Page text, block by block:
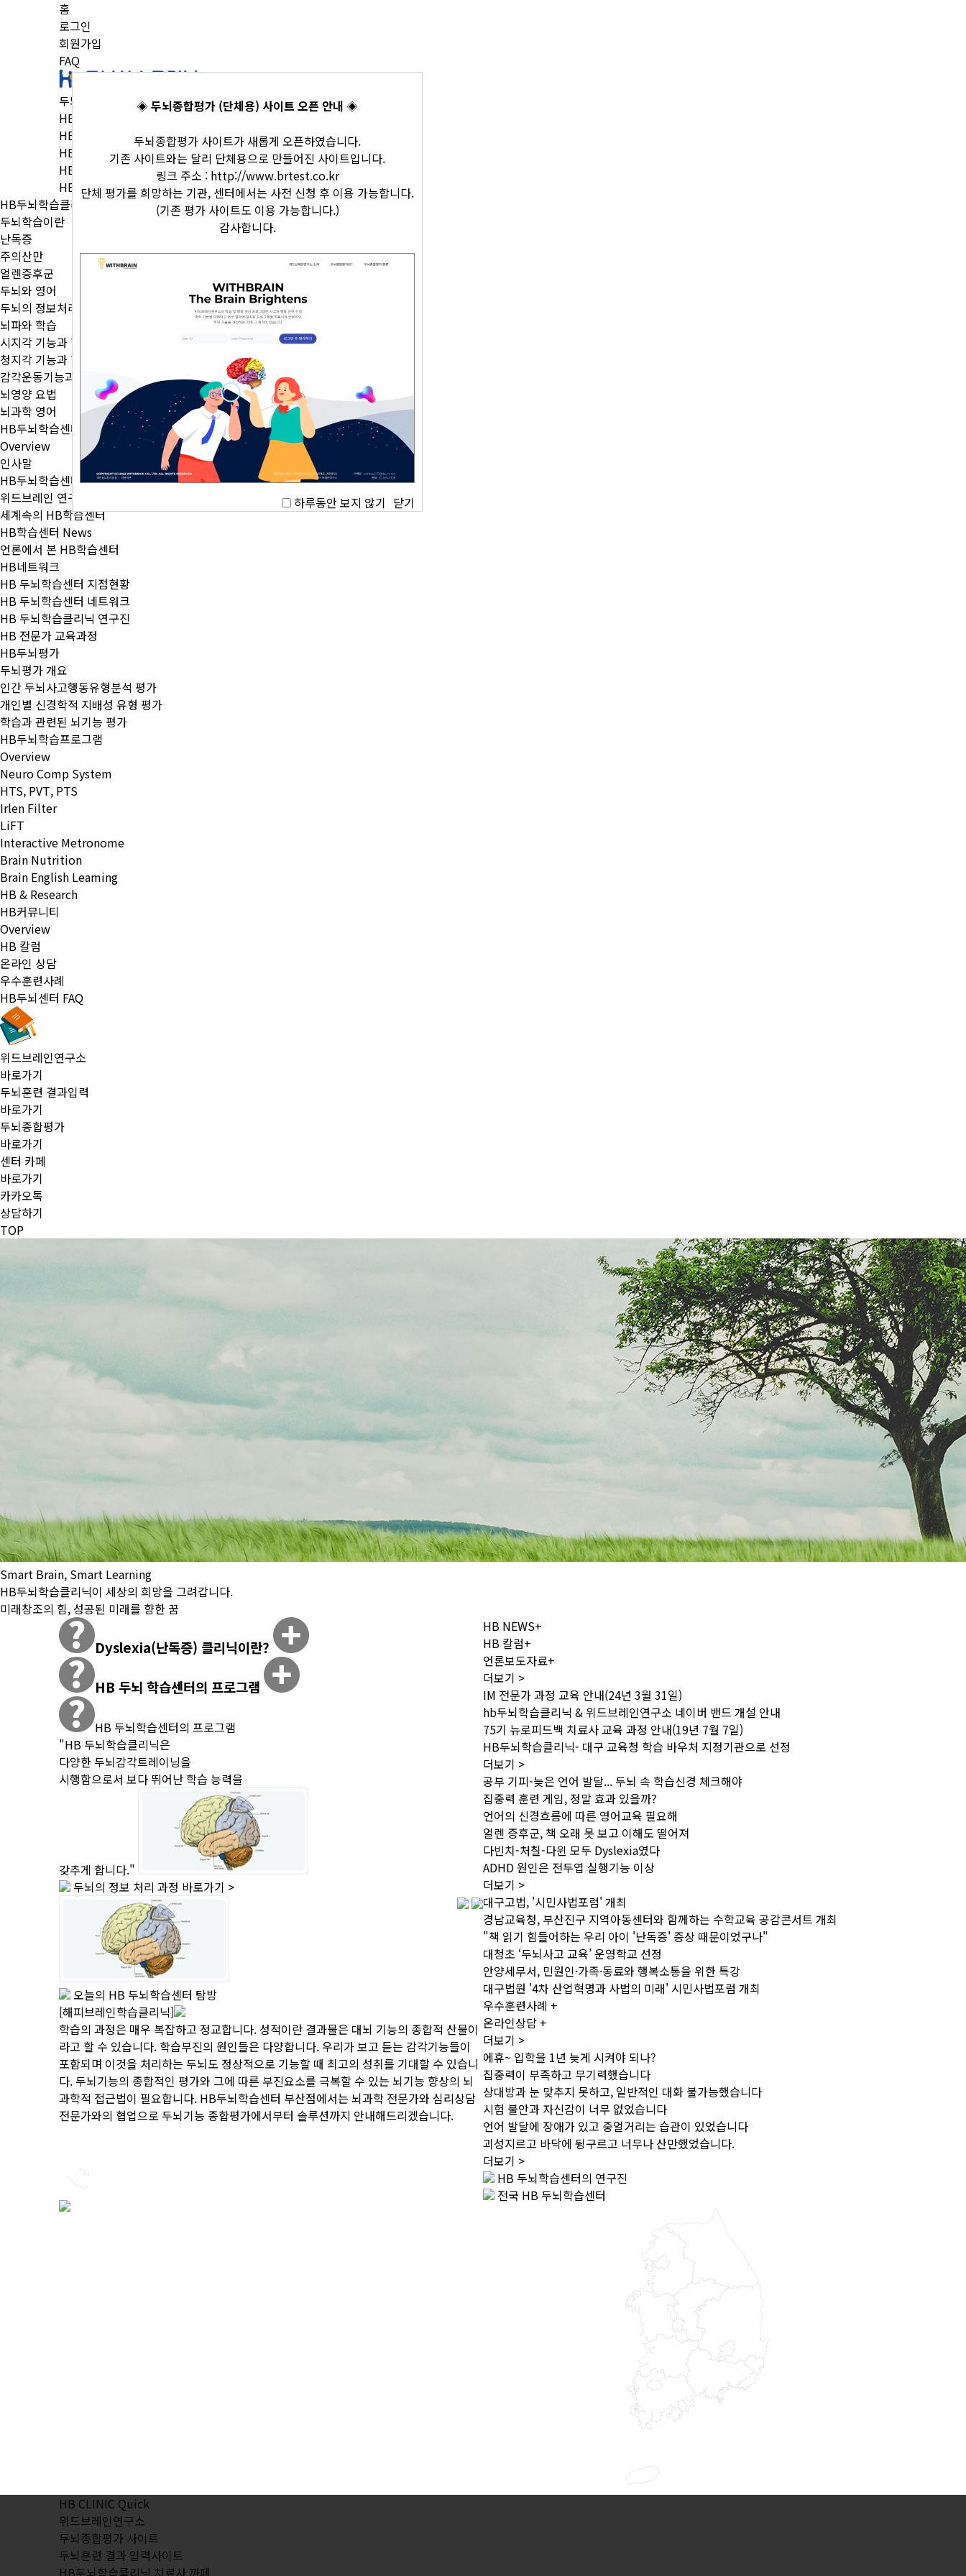
홈
로그인
회원가입
FAQ
두뇌학습이란
HB두뇌학습센터
HB네트워크
HB두뇌평가
HB두뇌학습프로그램
HB커뮤니티
HB두뇌학습클리닉
두뇌학습이란
난독증
주의산만
얼렌증후군
두뇌와 영어
두뇌의 정보처리 과정
뇌파와 학습
시지각 기능과 학습
청지각 기능과 학습
감각운동기능과 학습
뇌영양 요법
뇌과학 영어
HB두뇌학습센터
Overview
인사말
HB두뇌학습센터만의 특징
위드브레인 연구소
세계속의 HB학습센터
HB학습센터 News
언론에서 본 HB학습센터
HB네트워크
HB 두뇌학습센터 지점현황
HB 두뇌학습센터 네트워크
HB 두뇌학습클리닉 연구진
HB 전문가 교육과정
HB두뇌평가
두뇌평가 개요
인간 두뇌사고행동유형분석 평가
개인별 신경학적 지배성 유형 평가
학습과 관련된 뇌기능 평가
HB두뇌학습프로그램
Overview
Neuro Comp System
HTS, PVT, PTS
Irlen Filter
LiFT
Interactive Metronome
Brain Nutrition
Brain English Leaming
HB & Research
HB커뮤니티
Overview
HB 칼럼
온라인 상담
우수훈련사례
HB두뇌센터 FAQ
위드브레인연구소
바로가기
두뇌훈련 결과입력
바로가기
두뇌종합평가
바로가기
센터 카페
바로가기
카카오톡
상담하기
TOP
◈두뇌종합평가 (단체용) 사이트 오픈 안내 ◈
두뇌종합평가 사이트가 새롭게 오픈하였습니다.
기존 사이트와는 달리 단체용으로 만들어진 사이트입니다.
링크 주소 : http://www.brtest.co.kr
단체 평가를 희망하는 기관, 센터에서는 사전 신청 후 이용 가능합니다.
(기존 평가 사이트도 이용 가능합니다.)
감사합니다.
닫기
하루동안 보지 않기
Smart Brain, Smart Learning
HB두뇌학습클리닉이 세상의 희망을 그려갑니다.
미래창조의 힘, 성공된 미래를 향한 꿈
Dyslexia(난독증) 클리닉이란?
HB 두뇌 학습센터의 프로그램
HB 두뇌학습센터의 프로그램
"HB 두뇌학습클리닉은
다양한 두뇌감각트레이닝을
시행함으로서 보다 뛰어난 학습 능력을
갖추게 합니다."
두뇌의 정보 처리 과정 바로가기 >
오늘의 HB 두뇌학습센터 탐방
[해피브레인학습클리닉]
학습의 과정은 매우 복잡하고 정교합니다. 성적이란 결과물은 대뇌 기능의 종합적 산물이
라고 할 수 있습니다. 학습부진의 원인들은 다양합니다. 우리가 보고 듣는 감각기능들이
포함되며 이것을 처리하는 두뇌도 정상적으로 기능할 때 최고의 성취를 기대할 수 있습니
다. 두뇌기능의 종합적인 평가와 그에 따른 부진요소를 극복할 수 있는 뇌기능 향상의 뇌
과학적 접근법이 필요합니다. HB두뇌학습센터 부산점에서는 뇌과학 전문가와 심리상담
전문가와의 협업으로 두뇌기능 종합평가에서부터 솔루션까지 안내해드리겠습니다.
HB NEWS+
HB 칼럼+
언론보도자료+
더보기 >
IM 전문가 과정 교육 안내(24년 3월 31일)
hb두뇌학습클리닉 & 위드브레인연구소 네이버 밴드 개설 안내
75기 뉴로피드백 치료사 교육 과정 안내(19년 7월 7일)
HB두뇌학습클리닉- 대구 교육청 학습 바우처 지정기관으로 선정
더보기 >
공부 기피-늦은 언어 발달... 두뇌 속 학습신경 체크해야
집중력 훈련 게임, 정말 효과 있을까?
언어의 신경흐름에 따른 영어교육 필요해
얼렌 증후군, 책 오래 못 보고 이해도 떨어져
다빈치-처칠-다윈 모두 Dyslexia였다
ADHD 원인은 전두엽 실행기능 이상
더보기 >
대구고법, '시민사법포럼' 개최
경남교육청, 부산진구 지역아동센터와 함께하는 수학교육 공감콘서트 개최
"책 읽기 힘들어하는 우리 아이 '난독증' 증상 때문이었구나"
대청초 ‘두뇌사고 교육’ 운영학교 선정
안양세무서, 민원인·가족·동료와 행복소통을 위한 특강
대구법원 '4차 산업혁명과 사법의 미래' 시민사법포럼 개최
우수훈련사례 +
온라인상담 +
더보기 >
에휴~ 입학을 1년 늦게 시켜야 되나?
집중력이 부족하고 무기력했습니다
상대방과 눈 맞추지 못하고, 일반적인 대화 불가능했습니다
시험 불안과 자신감이 너무 없었습니다
언어 발달에 장애가 있고 중얼거리는 습관이 있었습니다
괴성지르고 바닥에 뒹구르고 너무나 산만했었습니다.
더보기 >
HB 두뇌학습센터의 연구진
전국 HB 두뇌학습센터
HB CLINIC Quick
위드브레인연구소
두뇌종합평가 사이트
두뇌훈련 결과 입력사이트
HB두뇌학습클리닉 치료사 까페